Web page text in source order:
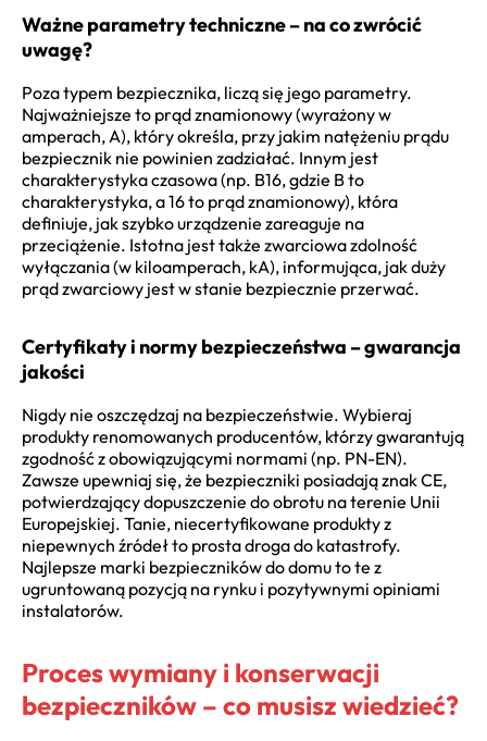
Ważne parametry techniczne – na co zwrócić
uwagę?
Poza typem bezpiecznika, liczą się jego parametry.
Najważniejsze to prąd znamionowy (wyrażony w
amperach, A), który określa, przy jakim natężeniu prądu
bezpiecznik nie powinien zadziałać. Innym jest
charakterystyka czasowa (np. B16, gdzie B to
charakterystyka, a 16 to prąd znamionowy), która
definiuje, jak szybko urządzenie zareaguje na
przeciążenie. Istotna jest także zwarciowa zdolność
wyłączania (w kiloamperach, kA), informująca, jak duży
prąd zwarciowy jest w stanie bezpiecznie przerwać.
Certyfikaty i normy bezpieczeństwa – gwarancja
jakości
Nigdy nie oszczędzaj na bezpieczeństwie. Wybieraj
produkty renomowanych producentów, którzy gwarantują
zgodność z obowiązującymi normami (np. PN-EN).
Zawsze upewniaj się, że bezpieczniki posiadają znak CE,
potwierdzający dopuszczenie do obrotu na terenie Unii
Europejskiej. Tanie, niecertyfikowane produkty z
niepewnych źródeł to prosta droga do katastrofy.
Najlepsze marki bezpieczników do domu to te z
ugruntowaną pozycją na rynku i pozytywnymi opiniami
instalatorów.
Proces wymiany i konserwacji
bezpieczników – co musisz wiedzieć?